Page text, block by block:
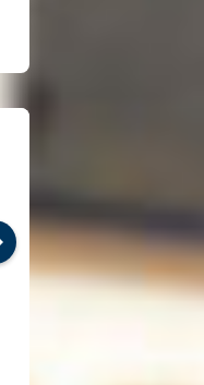
in
land
Speciaalzaken
& Auto's